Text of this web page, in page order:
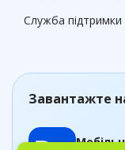
Служба підтримки
Завантажте